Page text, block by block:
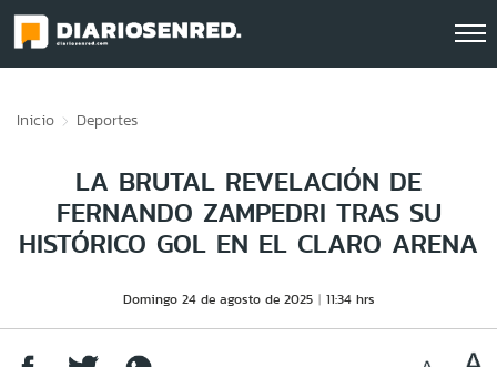
Inicio Deportes
LA BRUTAL REVELACIÓN DE
FERNANDO ZAMPEDRI TRAS SU
HISTÓRICO GOL EN EL CLARO ARENA
Domingo 24 de agosto de 2025 11:34 hrs